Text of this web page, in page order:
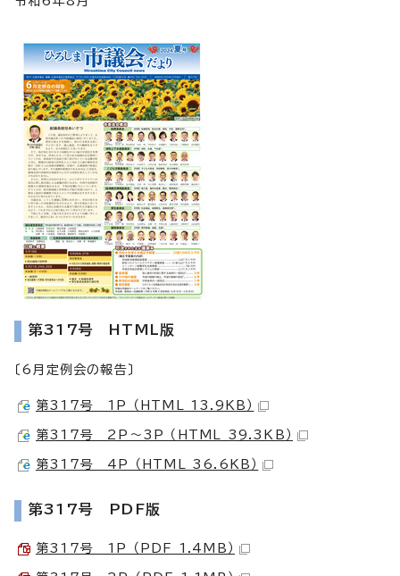
第317号 HTML版
〔6月定例会の報告〕
第317号 1P （HTML 13.9KB）
第317号 2P～3P （HTML 39.3KB）
第317号 4P （HTML 36.6KB）
第317号 PDF版
第317号 1P （PDF 1.4MB）